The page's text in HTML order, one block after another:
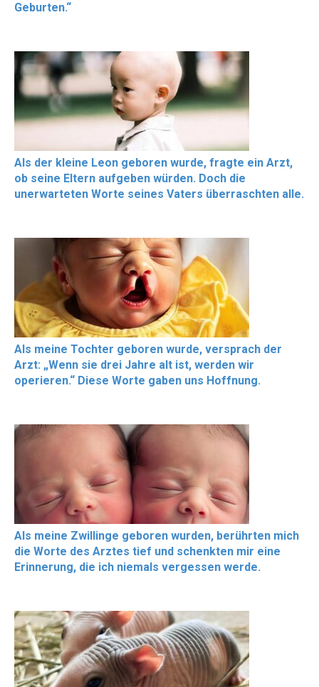
Geburten.“
Als der kleine Leon geboren wurde, fragte ein Arzt,
ob seine Eltern aufgeben würden. Doch die
unerwarteten Worte seines Vaters überraschten alle.
Als meine Tochter geboren wurde, versprach der
Arzt: „Wenn sie drei Jahre alt ist, werden wir
operieren.“ Diese Worte gaben uns Hoffnung.
Als meine Zwillinge geboren wurden, berührten mich
die Worte des Arztes tief und schenkten mir eine
Erinnerung, die ich niemals vergessen werde.